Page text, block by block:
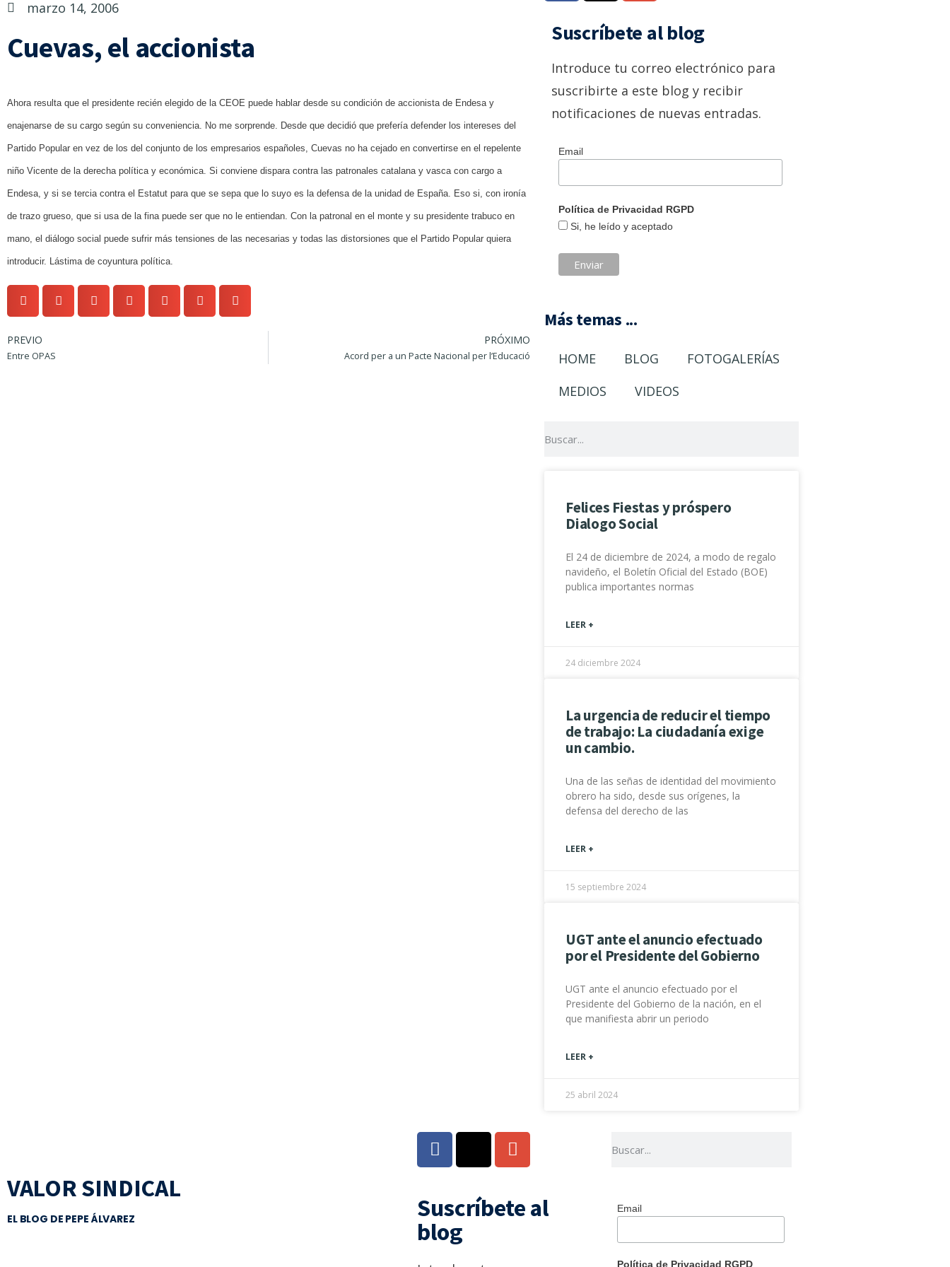
marzo 14, 2006
Cuevas, el accionista
Ahora resulta que el presidente recién elegido de la CEOE puede hablar desde su condición de accionista de Endesa y
enajenarse de su cargo según su conveniencia. No me sorprende. Desde que decidió que prefería defender los intereses del
Partido Popular en vez de los del conjunto de los empresarios españoles, Cuevas no ha cejado en convertirse en el repelente
niño Vicente de la derecha política y económica. Si conviene dispara contra las patronales catalana y vasca con cargo a
Endesa, y si se tercia contra el Estatut para que se sepa que lo suyo es la defensa de la unidad de España. Eso si, con ironía
de trazo grueso, que si usa de la fina puede ser que no le entiendan. Con la patronal en el monte y su presidente trabuco en
mano, el diálogo social puede sufrir más tensiones de las necesarias y todas las distorsiones que el Partido Popular quiera
introducir. Lástima de coyuntura política.
PREVIO
Entre OPAS
PRÓXIMO
Acord per a un Pacte Nacional per l’Educació
Suscríbete al blog
Introduce tu correo electrónico para
suscribirte a este blog y recibir
notificaciones de nuevas entradas.
Email
Política de Privacidad RGPD
Si, he leído y aceptado
Más temas ...
HOME BLOG
FOTOGALERÍAS
MEDIOS
VIDEOS
Felices Fiestas y próspero
Dialogo Social
El 24 de diciembre de 2024, a modo de regalo
navideño, el Boletín Oficial del Estado (BOE)
publica importantes normas
LEER +
24 diciembre 2024
La urgencia de reducir el tiempo
de trabajo: La ciudadanía exige
un cambio.
Una de las señas de identidad del movimiento
obrero ha sido, desde sus orígenes, la
defensa del derecho de las
LEER +
15 septiembre 2024
UGT ante el anuncio efectuado
por el Presidente del Gobierno
UGT ante el anuncio efectuado por el
Presidente del Gobierno de la nación, en el
que manifiesta abrir un periodo
LEER +
25 abril 2024
VALOR SINDICAL
EL BLOG DE PEPE ÁLVAREZ
Suscríbete al
blog
Email
Política de Privacidad RGPD